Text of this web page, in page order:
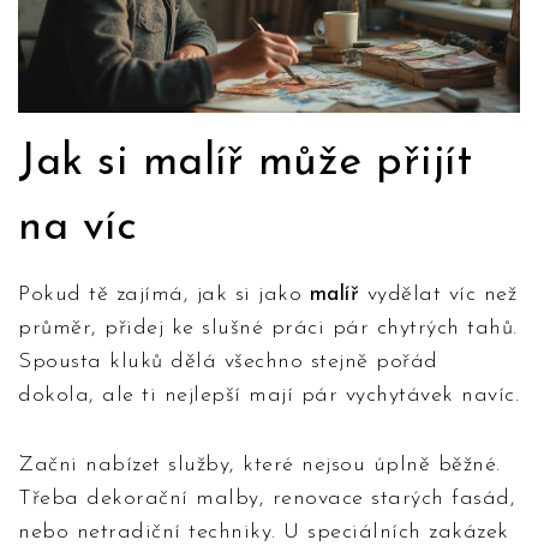
Jak si malíř může přijít
na víc
Pokud tě zajímá, jak si jako malíř vydělat víc než
průměr, přidej ke slušné práci pár chytrých tahů.
Spousta kluků dělá všechno stejně pořád
dokola, ale ti nejlepší mají pár vychytávek navíc.
Začni nabízet služby, které nejsou úplně běžné.
Třeba dekorační malby, renovace starých fasád,
nebo netradiční techniky. U speciálních zakázek